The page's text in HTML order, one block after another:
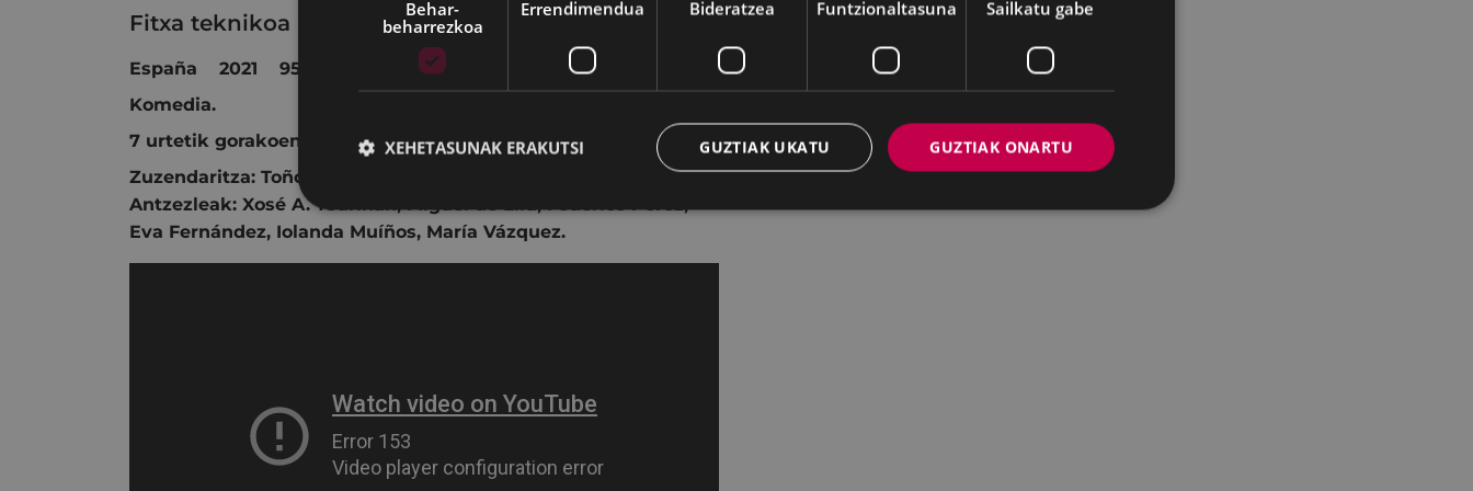
Fitxa teknikoa
España 2021 95 min.
Komedia.
7 urtetik gorakoentzat.
Zuzendaritza: Toño López
Antzezleak: Xosé A. Touriñán, Miguel de Lira, Federico Pérez,
Eva Fernández, Iolanda Muíños, María Vázquez.
Behar-
beharrezkoa
Errendimendua Bideratzea Funtzionaltasuna Sailkatu gabe
GUZTIAK ONARTU
GUZTIAK UKATU
XEHETASUNAK ERAKUTSI